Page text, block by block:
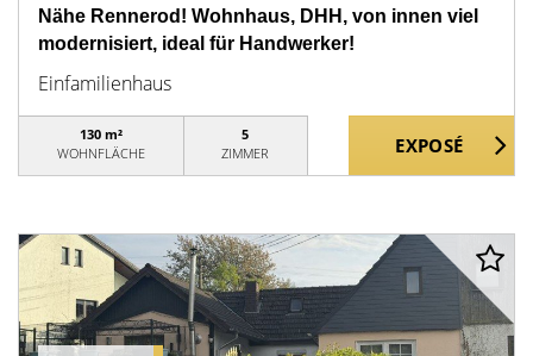
Nähe Rennerod! Wohnhaus, DHH, von innen viel
modernisiert, ideal für Handwerker!
Einfamilienhaus
130 m²
WOHNFLÄCHE
5
ZIMMER